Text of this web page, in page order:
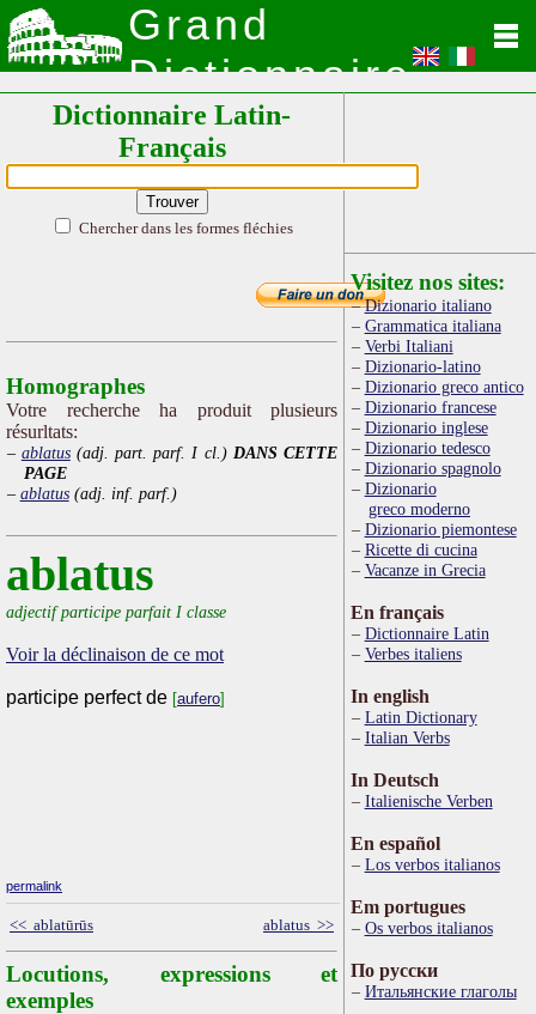
Grand
Dictionnaire
Latin
Dictionnaire Latin-
Français
Chercher dans les formes fléchies
Homographes
Votre recherche ha produit plusieurs
résurltats:
ablatus(adj. part. parf. I cl.) DANS CETTE
PAGE
ablatus(adj. inf. parf.)
ablatus
adjectif participe parfait I classe
Voir la déclinaison de ce mot
participe perfect de [aufero]
permalink
<< ablatūrūs ablatus >>
Locutions, expressions et
exemples
Visitez nos sites:
Dizionario italiano
Grammatica italiana
Verbi Italiani
Dizionario-latino
Dizionario greco antico
Dizionario francese
Dizionario inglese
Dizionario tedesco
Dizionario spagnolo
Dizionario
greco moderno
Dizionario piemontese
Ricette di cucina
Vacanze in Grecia
En français
Dictionnaire Latin
Verbes italiens
In english
Latin Dictionary
Italian Verbs
In Deutsch
Italienische Verben
En español
Los verbos italianos
Em portugues
Os verbos italianos
По русски
Итальянские глаголы